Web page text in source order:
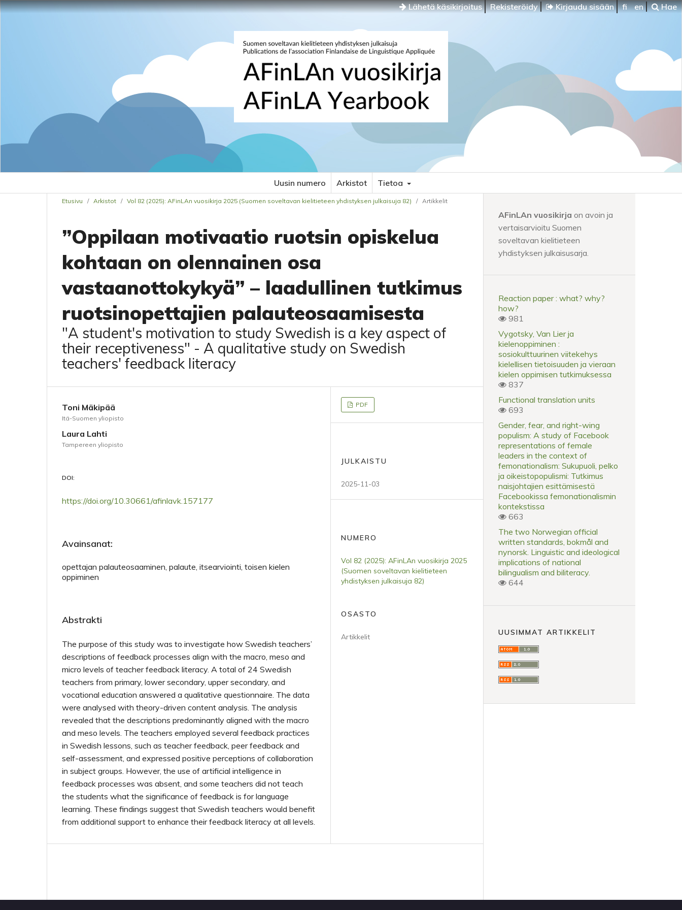
Lähetä käsikirjoitus Rekisteröidy Kirjaudu sisään fi en Hae
Uusin numero Arkistot Tietoa
Etusivu / Arkistot / Vol 82 (2025): AFinLAn vuosikirja 2025 (Suomen soveltavan kielitieteen yhdistyksen julkaisuja 82) / Artikkelit
”Oppilaan motivaatio ruotsin opiskelua
kohtaan on olennainen osa
vastaanottokykyä” – laadullinen tutkimus
ruotsinopettajien palauteosaamisesta
"A student's motivation to study Swedish is a key aspect of
their receptiveness" - A qualitative study on Swedish
teachers' feedback literacy
Toni Mäkipää
Itä-Suomen yliopisto
Laura Lahti
Tampereen yliopisto
DOI:
https://doi.org/10.30661/afinlavk.157177
Avainsanat:
opettajan palauteosaaminen, palaute, itsearviointi, toisen kielen
oppiminen
Abstrakti
The purpose of this study was to investigate how Swedish teachers’
descriptions of feedback processes align with the macro, meso and
micro levels of teacher feedback literacy. A total of 24 Swedish
teachers from primary, lower secondary, upper secondary, and
vocational education answered a qualitative questionnaire. The data
were analysed with theory-driven content analysis. The analysis
revealed that the descriptions predominantly aligned with the macro
and meso levels. The teachers employed several feedback practices
in Swedish lessons, such as teacher feedback, peer feedback and
self-assessment, and expressed positive perceptions of collaboration
in subject groups. However, the use of artificial intelligence in
feedback processes was absent, and some teachers did not teach
the students what the significance of feedback is for language
learning. These findings suggest that Swedish teachers would benefit
from additional support to enhance their feedback literacy at all levels.
PDF
JULKAISTU
2025-11-03
NUMERO
Vol 82 (2025): AFinLAn vuosikirja 2025
(Suomen soveltavan kielitieteen
yhdistyksen julkaisuja 82)
OSASTO
Artikkelit
AFinLAn vuosikirja on avoin ja
vertaisarvioitu Suomen
soveltavan kielitieteen
yhdistyksen julkaisusarja.
Reaction paper : what? why?
how?
981
Vygotsky, Van Lier ja
kielenoppiminen :
sosiokulttuurinen viitekehys
kielellisen tietoisuuden ja vieraan
kielen oppimisen tutkimuksessa
837
Functional translation units
693
Gender, fear, and right-wing
populism: A study of Facebook
representations of female
leaders in the context of
femonationalism: Sukupuoli, pelko
ja oikeistopopulismi: Tutkimus
naisjohtajien esittämisestä
Facebookissa femonationalismin
kontekstissa
663
The two Norwegian official
written standards, bokmål and
nynorsk. Linguistic and ideological
implications of national
bilingualism and biliteracy.
644
UUSIMMAT ARTIKKELIT